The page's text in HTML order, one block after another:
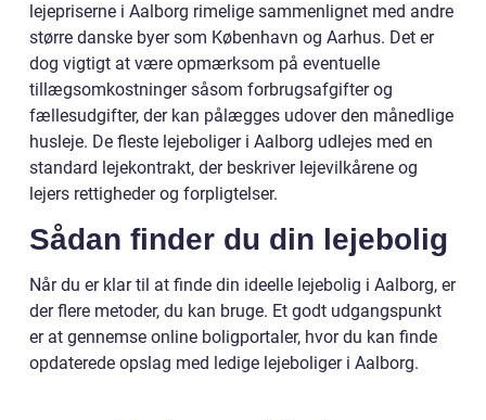
lejepriserne i Aalborg rimelige sammenlignet med andre
større danske byer som København og Aarhus. Det er
dog vigtigt at være opmærksom på eventuelle
tillægsomkostninger såsom forbrugsafgifter og
fællesudgifter, der kan pålægges udover den månedlige
husleje. De fleste lejeboliger i Aalborg udlejes med en
standard lejekontrakt, der beskriver lejevilkårene og
lejers rettigheder og forpligtelser.
Sådan finder du din lejebolig
Når du er klar til at finde din ideelle lejebolig i Aalborg, er
der flere metoder, du kan bruge. Et godt udgangspunkt
er at gennemse online boligportaler, hvor du kan finde
opdaterede opslag med ledige lejeboliger i Aalborg.